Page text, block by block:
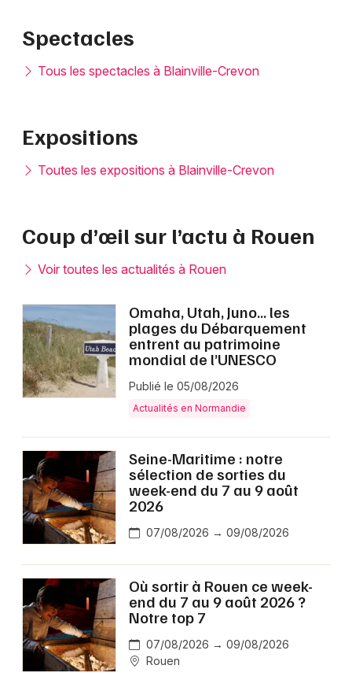
Spectacles
Tous les spectacles à Blainville-Crevon
Expositions
Toutes les expositions à Blainville-Crevon
Coup d’œil sur l’actu à Rouen
Voir toutes les actualités à Rouen
Omaha, Utah, Juno… les
plages du Débarquement
entrent au patrimoine
mondial de l’UNESCO
Publié le 05/08/2026
Actualités en Normandie
Seine-Maritime : notre
sélection de sorties du
week-end du 7 au 9 août
2026
07/08/2026 → 09/08/2026
Où sortir à Rouen ce week-
end du 7 au 9 août 2026 ?
Notre top 7
07/08/2026 → 09/08/2026
Rouen